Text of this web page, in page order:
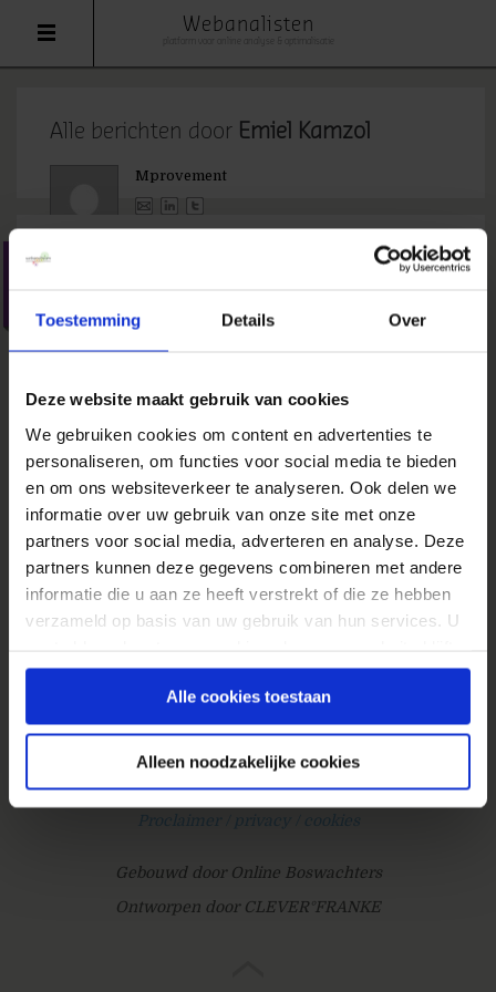
Toestemming Details Over
Deze website maakt gebruik van cookies
We gebruiken cookies om content en advertenties te
personaliseren, om functies voor social media te bieden
en om ons websiteverkeer te analyseren. Ook delen we
informatie over uw gebruik van onze site met onze
partners voor social media, adverteren en analyse. Deze
partners kunnen deze gegevens combineren met andere
informatie die u aan ze heeft verstrekt of die ze hebben
verzameld op basis van uw gebruik van hun services. U
gebruiken.
Alle cookies toestaan
Alleen noodzakelijke cookies
Webanalisten
Alle berichten door Emiel Kamzol
Mprovement
Google Wave uitnodigingen
Kamzol
Nieuws
Veel mensen zijn opzoek naar Google Wave
uitnodigingen overhebben en die deze graag
willen delen met de lezers van webanalisten.nl.
Ik zelf kan nog een aantal uitnodigingen
versturen. Stuur een e-mail naar
ikwileenwaveuitnodiging@gmail.com en zolang
de voorraad strekt zal ik je een uitnodiging...
» Lees meer van 'Google Wave uitnodigingen'
Webanalisten.nl
Contact
Proclaimer / privacy / cookies
Gebouwd door Online Boswachters
Ontworpen door CLEVER°FRANKE